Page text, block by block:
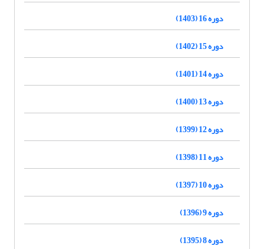
دوره 16 (1403)
دوره 15 (1402)
دوره 14 (1401)
دوره 13 (1400)
دوره 12 (1399)
دوره 11 (1398)
دوره 10 (1397)
دوره 9 (1396)
دوره 8 (1395)